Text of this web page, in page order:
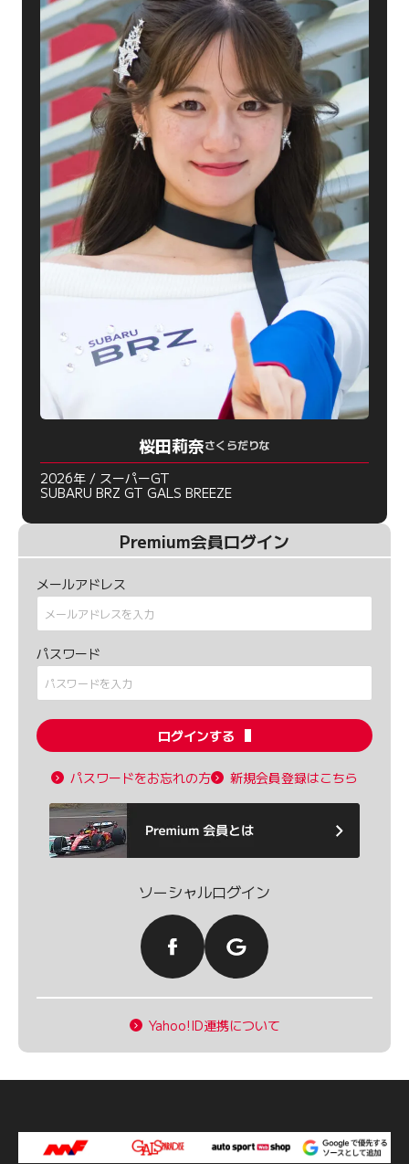
桜田莉奈さくらだりな
2026年 / スーパーGT
SUBARU BRZ GT GALS BREEZE
Premium会員ログイン
メールアドレス
パスワード
ログインする
パスワードをお忘れの方 新規会員登録はこちら
ソーシャルログイン
Yahoo!ID連携について